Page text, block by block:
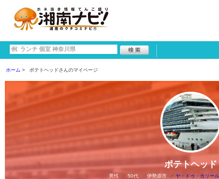
ホーム ポテトヘッドさんのマイページ
ポテトヘッド
男性 50代 伊勢原市 ヤ・ドゥ・カリー